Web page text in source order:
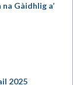
Gàidhlig a’
2025